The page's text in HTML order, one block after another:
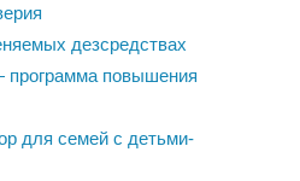
дезсредствах
повышения
для семей с детьми-